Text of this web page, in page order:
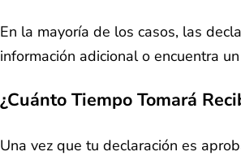
En la mayoría de los casos, las
información adicional o encuentra
¿Cuánto Tiempo Tomará
Una vez que tu declaración es